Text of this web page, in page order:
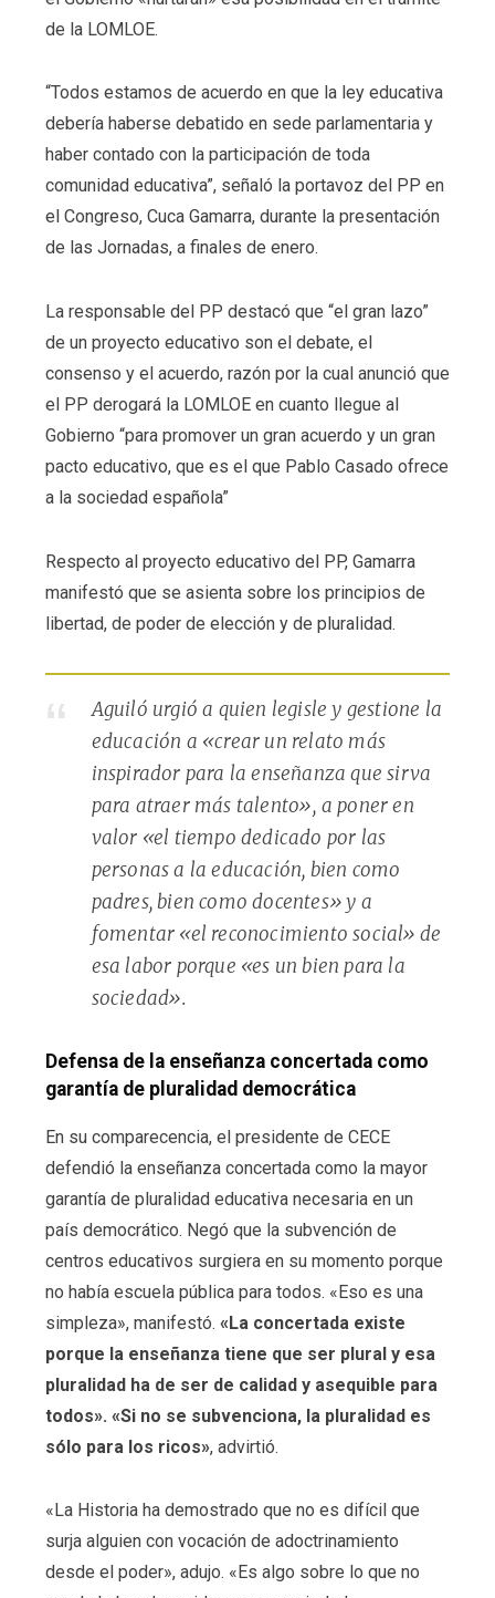
de la LOMLOE.
“Todos estamos de acuerdo en que la ley educativa
debería haberse debatido en sede parlamentaria y
haber contado con la participación de toda
comunidad educativa”, señaló la portavoz del PP en
el Congreso, Cuca Gamarra, durante la presentación
de las Jornadas, a finales de enero.
La responsable del PP destacó que “el gran lazo”
de un proyecto educativo son el debate, el
consenso y el acuerdo, razón por la cual anunció que
el PP derogará la LOMLOE en cuanto llegue al
Gobierno “para promover un gran acuerdo y un gran
pacto educativo, que es el que Pablo Casado ofrece
a la sociedad española”
Respecto al proyecto educativo del PP, Gamarra
manifestó que se asienta sobre los principios de
libertad, de poder de elección y de pluralidad.
Aguiló urgió a quien legisle y gestione la
educación a «crear un relato más
inspirador para la enseñanza que sirva
para atraer más talento», a poner en
valor «el tiempo dedicado por las
personas a la educación, bien como
padres, bien como docentes» y a
fomentar «el reconocimiento social» de
esa labor porque «es un bien para la
sociedad».
Defensa de la enseñanza concertada como
garantía de pluralidad democrática
En su comparecencia, el presidente de CECE
defendió la enseñanza concertada como la mayor
garantía de pluralidad educativa necesaria en un
país democrático. Negó que la subvención de
centros educativos surgiera en su momento porque
no había escuela pública para todos. «Eso es una
simpleza», manifestó. «La concertada existe
porque la enseñanza tiene que ser plural y esa
pluralidad ha de ser de calidad y asequible para
todos». «Si no se subvenciona, la pluralidad es
sólo para los ricos», advirtió.
«La Historia ha demostrado que no es difícil que
surja alguien con vocación de adoctrinamiento
desde el poder», adujo. «Es algo sobre lo que no